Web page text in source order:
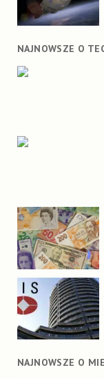
NAJNOWSZE O
NAJNOWSZE O